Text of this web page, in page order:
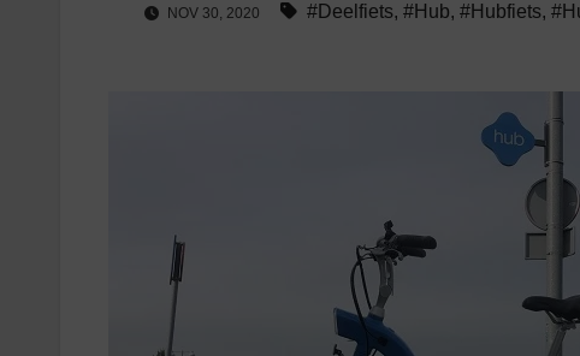
NOV 30, 2020 #Deelfiets, #Hub, #Hubfiets,